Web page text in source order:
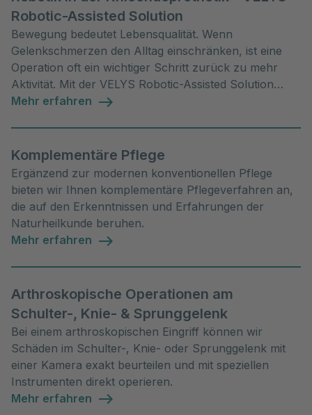
Robotic-Assisted Solution
Bewegung bedeutet Lebensqualität. Wenn
Gelenkschmerzen den Alltag einschränken, ist eine
Operation oft ein wichtiger Schritt zurück zu mehr
Aktivität. Mit der VELYS Robotic-Assisted Solution
bieten wir Ihnen in unserer Klinik eine moderne,
Mehr erfahren
Komplementäre Pflege
Ergänzend zur modernen konventionellen Pflege
bieten wir Ihnen komplementäre Pflegeverfahren an,
die auf den Erkenntnissen und Erfahrungen der
Naturheilkunde beruhen.
Mehr erfahren
Arthroskopische Operationen am
Schulter-, Knie- & Sprunggelenk
Bei einem arthroskopischen Eingriff können wir
Schäden im Schulter-, Knie- oder Sprunggelenk mit
einer Kamera exakt beurteilen und mit speziellen
Instrumenten direkt operieren.
Mehr erfahren